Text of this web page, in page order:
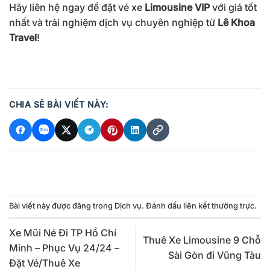
Hãy liên hệ ngay để đặt vé xe Limousine VIPvới giá tốt
nhất và trải nghiệm dịch vụ chuyên nghiệp từ Lê Khoa
Travel!
CHIA SẺ BÀI VIẾT NÀY:
Bài viết này được đăng trong Dịch vụ. Đánh dấu liên kết thường trực.
Xe Mũi Né Đi TP Hồ Chí
Minh – Phục Vụ 24/24 –
Đặt Vé/Thuê Xe
Thuê Xe Limousine 9 Chỗ
Sài Gòn đi Vũng Tàu